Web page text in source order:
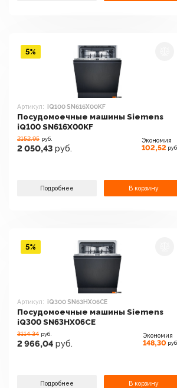
Артикул: iQ100 SN616X00KF
Посудомоечные машины Siemens
iQ100 SN616X00KF
2152.95 руб.
2 050,43 руб.
Экономия
102,52 руб.
Подробнее В корзину
5%
Артикул: iQ300 SN63HX06CE
Посудомоечные машины Siemens
iQ300 SN63HX06CE
3114.34 руб.
2 966,04 руб.
Экономия
148,30 руб.
Подробнее В корзину
5%